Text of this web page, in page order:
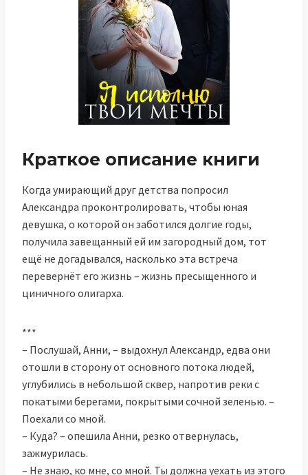
Краткое описание книги
Когда умирающий друг детства попросил
Александра проконтролировать, чтобы юная
девушка, о которой он заботился долгие годы,
получила завещанный ей им загородный дом, тот
ещё не догадывался, насколько эта встреча
перевернёт его жизнь – жизнь пресыщенного и
циничного олигарха.
***
– Послушай, Анни, – выдохнул Александр, едва они
отошли в сторону от основного потока людей,
углубились в небольшой сквер, напротив реки с
покатыми берегами, покрытыми сочной зеленью. –
Поехали со мной.
– Куда? – опешила Анни, резко отвернулась,
зажмурилась.
– Не знаю, ко мне, со мной. Ты должна уехать из этого